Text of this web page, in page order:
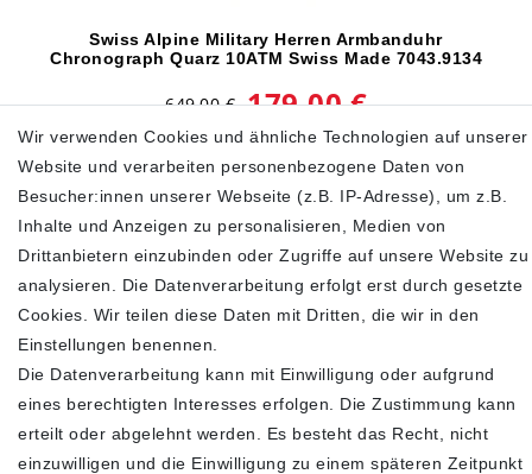
Swiss Alpine Military Herren Armbanduhr
Chronograph Quarz 10ATM Swiss Made 7043.9134
649,00 € 179,00 €
inkl. ges. MwSt.zzgl.Versandkosten
In den Warenkorb
SHOP
Impressum
Daten­schutz­erklärung
Widerrufs­recht
Wir verwenden Cookies und ähnliche Technologien auf unserer
Website und verarbeiten personenbezogene Daten von
Besucher:innen unserer Webseite (z.B. IP-Adresse), um z.B.
Inhalte und Anzeigen zu personalisieren, Medien von
Drittanbietern einzubinden oder Zugriffe auf unsere Website zu
analysieren. Die Datenverarbeitung erfolgt erst durch gesetzte
Cookies. Wir teilen diese Daten mit Dritten, die wir in den
Einstellungen benennen.
Die Datenverarbeitung kann mit Einwilligung oder aufgrund
eines berechtigten Interesses erfolgen. Die Zustimmung kann
erteilt oder abgelehnt werden. Es besteht das Recht, nicht
einzuwilligen und die Einwilligung zu einem späteren Zeitpunkt